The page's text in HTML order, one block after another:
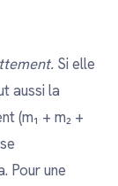
Si elle
aussi la
(m₁ + m₂ +
Pour une